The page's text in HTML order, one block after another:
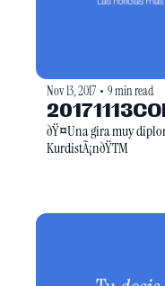
Nov 13, 2017 • 9 min read
ðŸ¤Una gira muy
KurdistÃ¡nðŸTM